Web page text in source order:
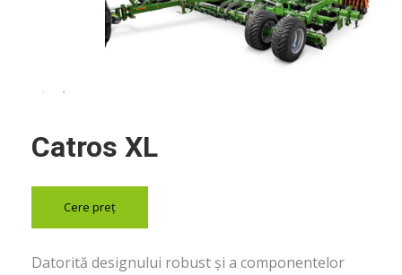
Catros XL
Cere preț
Datorită designului robust și a componentelor